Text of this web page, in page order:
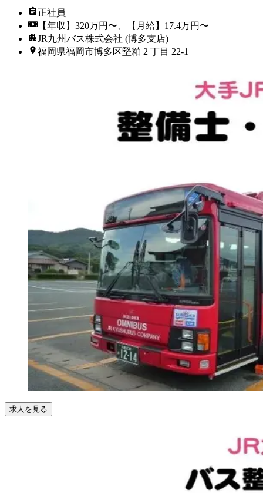
正社員
【年収】320万円〜、【月給】17.4万円〜
JR九州バス株式会社 (博多支店)
福岡県福岡市博多区堅粕 2 丁目 22-1
求人を見る